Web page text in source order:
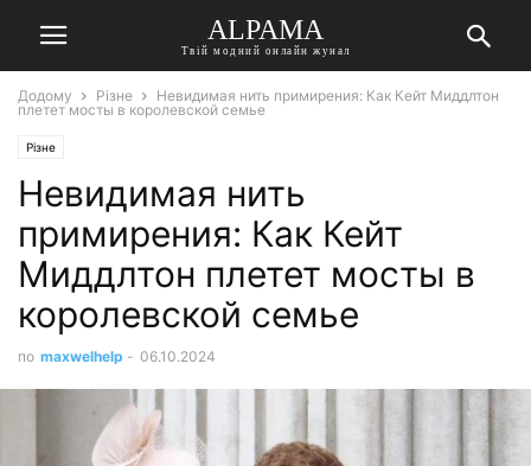
ALPAMA
Твій модний онлайн жунал
Додому Різне
Невидимая нить примирения: Как Кейт Миддлтон
плетет мосты в королевской семье
Різне
Невидимая нить
примирения: Как Кейт
Миддлтон плетет мосты в
королевской семье
по maxwelhelp - 06.10.2024